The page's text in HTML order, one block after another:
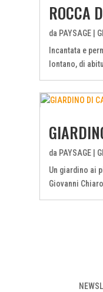
ROCCA
da PAYSAGE |
Incantata e
lontano, di
da PAYSAGE |
Un giardino ai
Giovanni